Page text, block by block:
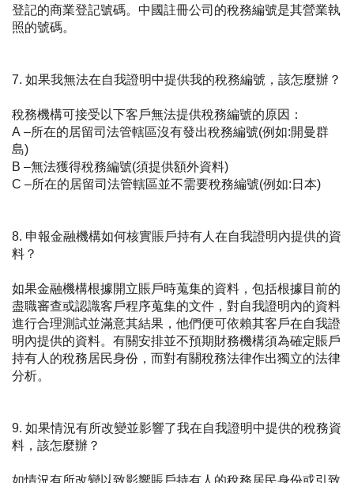
登記的商業登記號碼。中國註冊公司的稅務編號是其營業執
照的號碼。
7. 如果我無法在自我證明中提供我的稅務編號，該怎麼辦？
稅務機構可接受以下客戶無法提供稅務編號的原因：
A –所在的居留司法管轄區沒有發出稅務編號(例如:開曼群
島)
B –無法獲得稅務編號(須提供額外資料)
C –所在的居留司法管轄區並不需要稅務編號(例如:日本)
8. 申報金融機構如何核實賬戶持有人在自我證明內提供的資
料？
如果金融機構根據開立賬戶時蒐集的資料，包括根據目前的
盡職審查或認識客戶程序蒐集的文件，對自我證明內的資料
進行合理測試並滿意其結果，他們便可依賴其客戶在自我證
明內提供的資料。有關安排並不預期財務機構須為確定賬戶
持有人的稅務居民身份，而對有關稅務法律作出獨立的法律
分析。
9. 如果情況有所改變並影響了我在自我證明中提供的稅務資
料，該怎麼辦？
如情況有所改變以致影響賬戶持有人的稅務居民身份或引致